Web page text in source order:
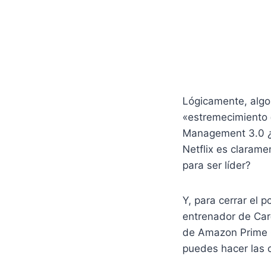
Lógicamente,
Management 3.0
Netflix es
para ser líder?
Y, para cerrar el
entrenador de
de Amazon
puedes hacer las